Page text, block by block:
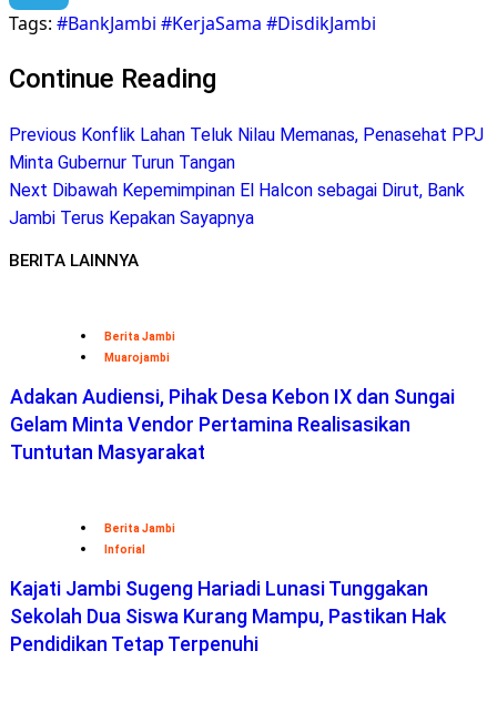
Telegram
Tags: #BankJambi #KerjaSama #DisdikJambi
Continue Reading
Previous Konflik Lahan Teluk Nilau Memanas, Penasehat PPJ
Minta Gubernur Turun Tangan
Next Dibawah Kepemimpinan El Halcon sebagai Dirut, Bank
Jambi Terus Kepakan Sayapnya
BERITA LAINNYA
Berita Jambi
Muarojambi
Adakan Audiensi, Pihak Desa Kebon IX dan Sungai
Gelam Minta Vendor Pertamina Realisasikan
Tuntutan Masyarakat
Berita Jambi
Inforial
Kajati Jambi Sugeng Hariadi Lunasi Tunggakan
Sekolah Dua Siswa Kurang Mampu, Pastikan Hak
Pendidikan Tetap Terpenuhi